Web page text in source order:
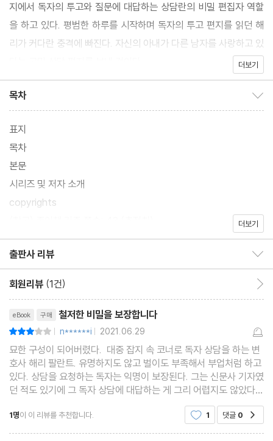
지에서 독자의 투고와 질문에 대답하는 상담란의 비밀 편집자 역할
을 하고 있다. 평범한 하루를 시작하며 독자의 투고 편지를 읽던 해
리가 커다란 충격에 빠진다. 자신의 아내가 다른 남자를 사랑하고 있
더보기
목차
표지
목차
본문
시리즈 및 저자 소개
copyrights
더보기
출판사 리뷰
회원리뷰 (1건)
eBook 구매 철저한 비밀을 보장합니다
| n******i | 2021.06.29
묘한 구성이 되어버렸다. 대중 잡지 속 코너로 독자 상담을 하는 변
호사 해리 팔란트. 유명하지도 않고 벌이도 부족해서 부업처럼 하고
있다. 상담을 요청하는 독자는 익명이 보장된다. 그는 신문사 기자였
던 적도 있기에 그 독자 상담에 대답하는 게 그리 어렵지도 않았다.
본업과 부업을 적당히 할 수 있는 시간도 있고 일석이조. 그의 역할
을 상담을 요청하는 독자의 투고에
1명이 이 리뷰를 추천합니다. 1 댓글 0